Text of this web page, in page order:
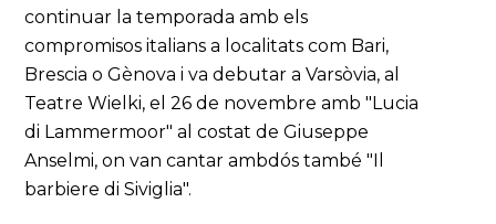
continuar la temporada amb els
compromisos italians a localitats com Bari,
Brescia o Gènova i va debutar a Varsòvia, al
Teatre Wielki, el 26 de novembre amb "Lucia
di Lammermoor" al costat de Giuseppe
Anselmi, on van cantar ambdós també "Il
barbiere di Siviglia".